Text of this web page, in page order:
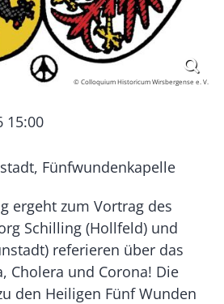
© Colloquium Historicum Wirsbergense e. V.
15:00
Fünfwundenkapelle
ergeht zum Vortrag des
Schilling (Hollfeld) und
referieren über das
Cholera und Corona! Die
den Heiligen Fünf Wunden